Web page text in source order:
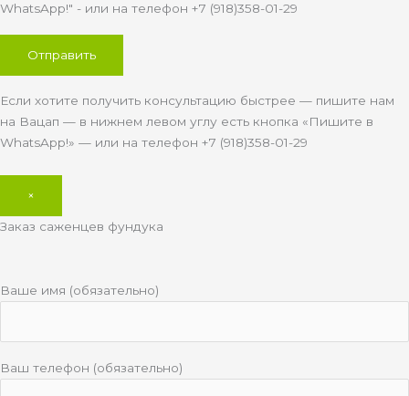
WhatsApp!" - или на телефон +7 (918)358-01-29
Если хотите получить консультацию быстрее — пишите нам
на Вацап — в нижнем левом углу есть кнопка «Пишите в
WhatsApp!» — или на телефон +7 (918)358-01-29
×
Заказ саженцев фундука
Ваше имя (обязательно)
Ваш телефон (обязательно)